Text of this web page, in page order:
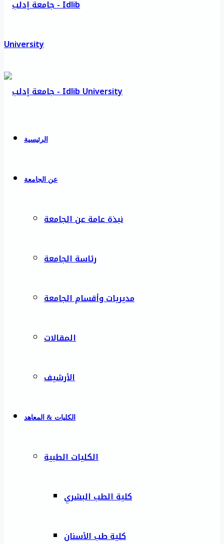
الرئيسية
عن الجامعة
نبذة عامة عن الجامعة
رئاسة الجامعة
مديريات وأقسام الجامعة
المقالات
الأرشيف
الكليات & المعاهد
الكليات الطبية
كلية الطب البشري
كلية طب الأسنان